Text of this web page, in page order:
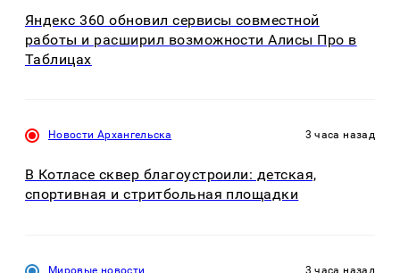
Яндекс 360 обновил сервисы совместной
работы и расширил возможности Алисы Про в
Таблицах
Новости Архангельска 3 часа назад
В Котласе сквер благоустроили: детская,
спортивная и стритбольная площадки
Мировые новости 3 часа назад